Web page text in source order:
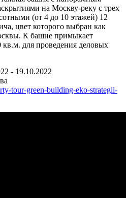
на Москву-реку с трех
(от 4 до 10 этажей) 12
цвет которого выбран как
К башне примыкает
для проведения деловых
- 19.10.2022
tour-green-building-eko-strategii-